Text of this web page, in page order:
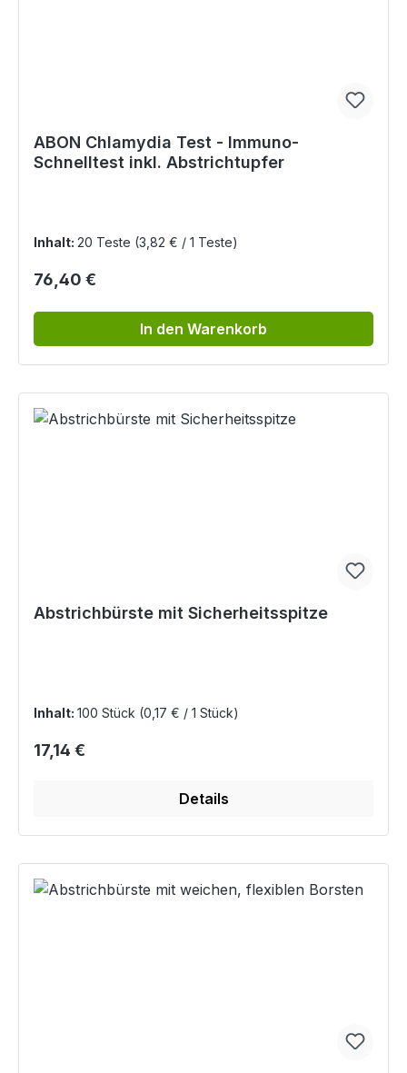
ABON Chlamydia Test - Immuno-
Schnelltest inkl. Abstrichtupfer
Inhalt: 20 Teste (3,82 € / 1 Teste)
Regulärer Preis:
76,40 €
In den Warenkorb
Abstrichbürste mit Sicherheitsspitze
Inhalt: 100 Stück (0,17 € / 1 Stück)
Regulärer Preis:
17,14 €
Details